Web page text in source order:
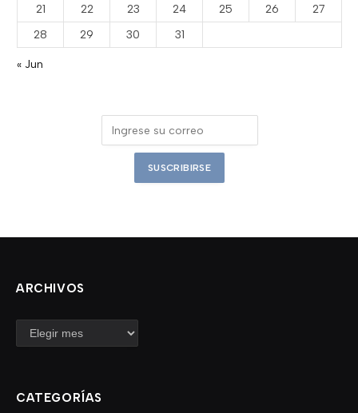
21
22 23 24 25 26
27
28
29 30 31
« Jun
ARCHIVOS
Archivos
CATEGORÍAS